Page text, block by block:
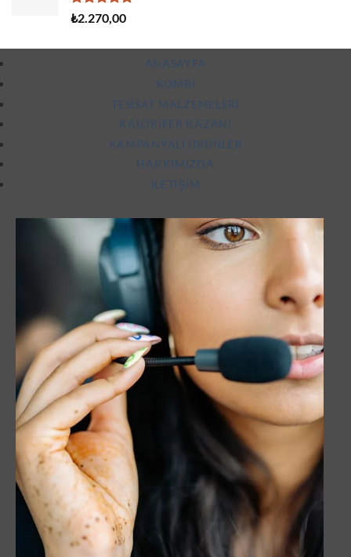
5 üzerinden
oy
₺2.270,00
ANASAYFA
KOMBI
TESISAT MALZEMELERI
KALORIFER KAZANI
KAMPANYALI ÜRÜNLER
HAKKIMIZDA
İLETIŞIM